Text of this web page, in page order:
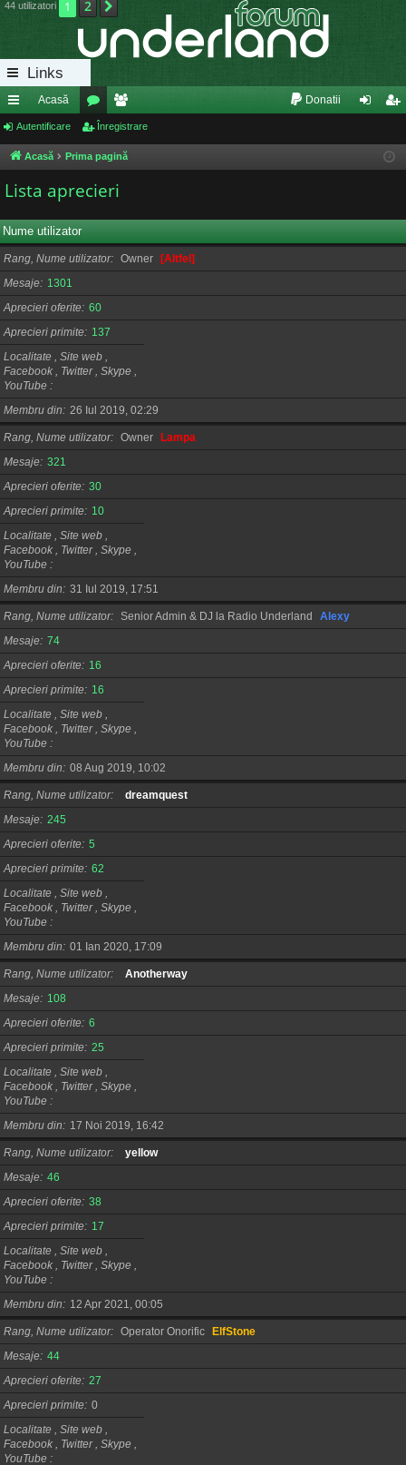
Links
eg
ăt
uri
pi
de
Acasă
or
u
m
e
m
bri
Donatii
eg
Autentificare Înregistrare
Acasă Prima pagină
Lista aprecieri
44 utilizatori 1 2
Nume utilizator
Rang, Nume utilizator Owner [Altfel]
Mesaje
1301
Aprecieri oferite 60
Aprecieri primite
137
Localitate , Site web ,
Facebook , Twitter , Skype ,
YouTube
Membru din
26 Iul 2019, 02:29
Rang, Nume utilizator Owner Lampa
Mesaje 321
Aprecieri oferite 30
Aprecieri primite
10
Localitate , Site web ,
Facebook , Twitter , Skype ,
YouTube
Membru din
31 Iul 2019, 17:51
Rang, Nume utilizator Senior Admin & DJ la Radio Underland
Alexy
Mesaje 74
Aprecieri oferite
16
Aprecieri primite
16
Localitate , Site web ,
Facebook , Twitter , Skype ,
YouTube
Membru din
08 Aug 2019, 10:02
Rang, Nume utilizator
dreamquest
Mesaje 245
Aprecieri oferite 5
Aprecieri primite 62
Localitate , Site web ,
Facebook , Twitter , Skype ,
YouTube
Membru din
01 Ian 2020, 17:09
Rang, Nume utilizator
Anotherway
Mesaje
108
Aprecieri oferite 6
Aprecieri primite 25
Localitate , Site web ,
Facebook , Twitter , Skype ,
YouTube
Membru din
17 Noi 2019, 16:42
Rang, Nume utilizator
yellow
Mesaje 46
Aprecieri oferite 38
Aprecieri primite
17
Localitate , Site web ,
Facebook , Twitter , Skype ,
YouTube
Membru din
12 Apr 2021, 00:05
Rang, Nume utilizator Operator Onorific ElfStone
Mesaje 44
Aprecieri oferite 27
Aprecieri primite 0
Localitate , Site web ,
Facebook , Twitter , Skype ,
YouTube